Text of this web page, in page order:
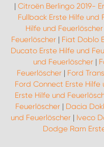
| Citroën Berlingo 2019-
Fullback Erste Hilfe und
Hilfe und Feuerlöscher
Feuerlöscher| Fiat Doblo
Ducato Erste Hilfe und
und Feuerlöscher|
Feuerlöscher| Ford
Ford Connect Erste Hilfe
Erste Hilfe und
Feuerlöscher | Dacia
und Feuerlöscher| Iveco
Dodge Ram